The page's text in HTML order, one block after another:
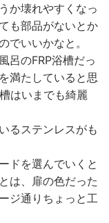
か壊れやすくなっ
も部品がないとか
でいいかなと。
呂のFRP浴槽だっ
満たしていると思
はいまでも綺麗
るステンレスがも
ドを選んでいくと
は、扉の色だった
ジ通りちょっと工